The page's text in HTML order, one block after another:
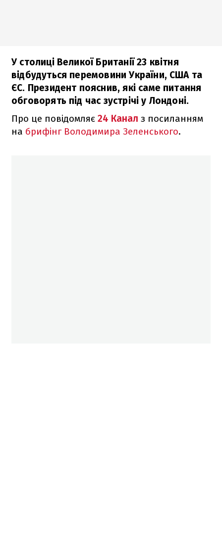
У столиці Великої Британії 23 квітня
відбудуться перемовини України, США та
ЄС. Президент пояснив, які саме питання
обговорять під час зустрічі у Лондоні.
Про це повідомляє 24 Канал з посиланням
на брифінг Володимира Зеленського.